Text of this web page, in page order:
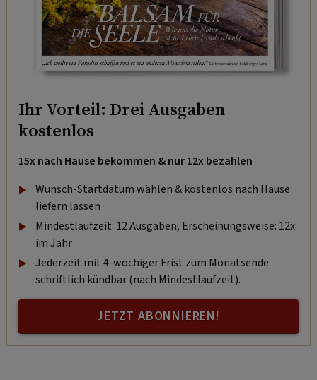
Ihr Vorteil: Drei Ausgaben
kostenlos
15x nach Hause bekommen & nur 12x bezahlen
Wunsch-Startdatum wählen & kostenlos nach Hause
liefern lassen
Mindestlaufzeit: 12 Ausgaben, Erscheinungsweise: 12x
im Jahr
Jederzeit mit 4-wöchiger Frist zum Monatsende
schriftlich kündbar (nach Mindestlaufzeit).
JETZT ABONNIEREN!